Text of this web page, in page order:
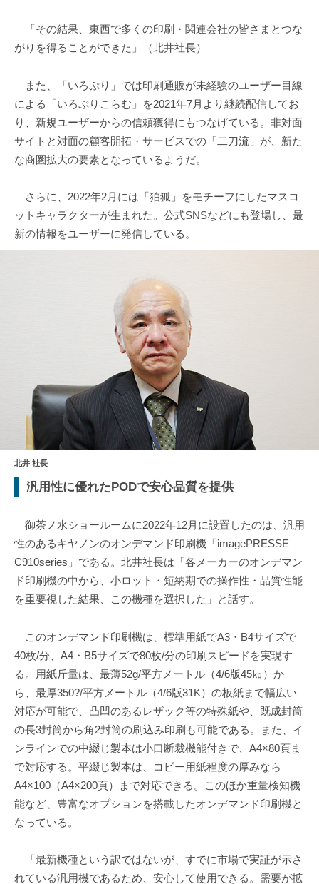
「その結果、東西で多くの印刷・関連会社の皆さまとつな
がりを得ることができた」（北井社長）
また、「いろぷり」では印刷通販が未経験のユーザー目線
による「いろぷりこらむ」を2021年7月より継続配信してお
り、新規ユーザーからの信頼獲得にもつなげている。非対面
サイトと対面の顧客開拓・サービスでの「二刀流」が、新た
な商圏拡大の要素となっているようだ。
さらに、2022年2月には「狛狐」をモチーフにしたマスコ
ットキャラクターが生まれた。公式SNSなどにも登場し、最
新の情報をユーザーに発信している。
北井 社長
汎用性に優れたPODで安心品質を提供
御茶ノ水ショールームに2022年12月に設置したのは、汎用
性のあるキヤノンのオンデマンド印刷機「imagePRESSE
C910series」である。北井社長は「各メーカーのオンデマン
ド印刷機の中から、小ロット・短納期での操作性・品質性能
を重要視した結果、この機種を選択した」と話す。
このオンデマンド印刷機は、標準用紙でA3・B4サイズで
40枚/分、A4・B5サイズで80枚/分の印刷スピードを実現す
る。用紙斤量は、最薄52g/平方メートル（4/6版45㎏）か
ら、最厚350?/平方メートル（4/6版31K）の板紙まで幅広い
対応が可能で、凸凹のあるレザック等の特殊紙や、既成封筒
の長3封筒から角2封筒の刷込み印刷も可能である。また、イ
ンラインでの中綴じ製本は小口断裁機能付きで、A4×80頁ま
で対応する。平綴じ製本は、コピー用紙程度の厚みなら
A4×100（A4×200頁）まで対応できる。このほか重量検知機
能など、豊富なオプションを搭載したオンデマンド印刷機と
なっている。
「最新機種という訳ではないが、すでに市場で実証が示さ
れている汎用機であるため、安心して使用できる。需要が拡